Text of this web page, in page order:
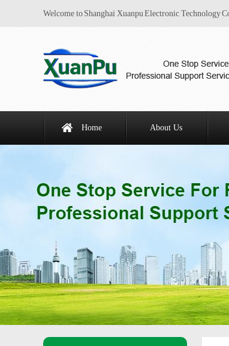
Welcome to Shanghai Xuanpu Electronic Technology
Home About Us